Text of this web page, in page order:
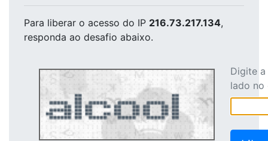
Para liberar o acesso do IP 216.73.217.134,
responda ao desafio abaixo.
Digite
lado no